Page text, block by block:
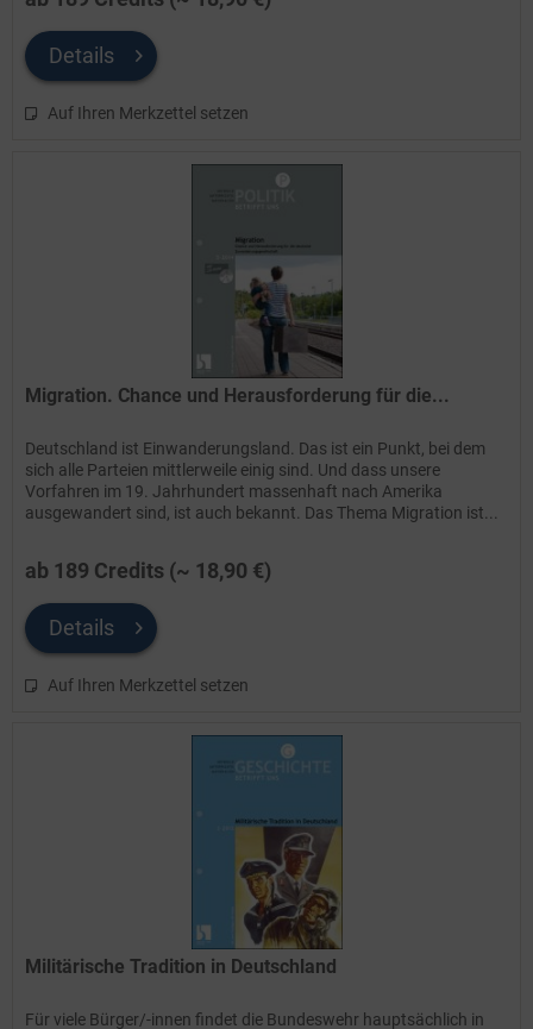
Details
Auf Ihren Merkzettel setzen
Migration. Chance und Herausforderung für die...
Deutschland ist Einwanderungsland. Das ist ein Punkt, bei dem
sich alle Parteien mittlerweile einig sind. Und dass unsere
Vorfahren im 19. Jahrhundert massenhaft nach Amerika
ausgewandert sind, ist auch bekannt. Das Thema Migration ist...
ab 189 Credits (~ 18,90 €)
Details
Auf Ihren Merkzettel setzen
Militärische Tradition in Deutschland
Für viele Bürger/-innen findet die Bundeswehr hauptsächlich in